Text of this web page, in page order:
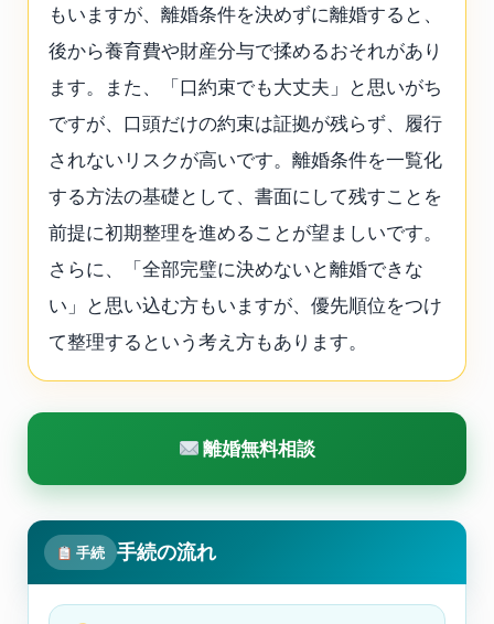
もいますが、離婚条件を決めずに離婚すると、
後から養育費や財産分与で揉めるおそれがあり
ます。また、「口約束でも大丈夫」と思いがち
ですが、口頭だけの約束は証拠が残らず、履行
されないリスクが高いです。離婚条件を一覧化
する方法の基礎として、書面にして残すことを
前提に初期整理を進めることが望ましいです。
さらに、「全部完璧に決めないと離婚できな
い」と思い込む方もいますが、優先順位をつけ
て整理するという考え方もあります。
離婚無料相談
手続 手続の流れ